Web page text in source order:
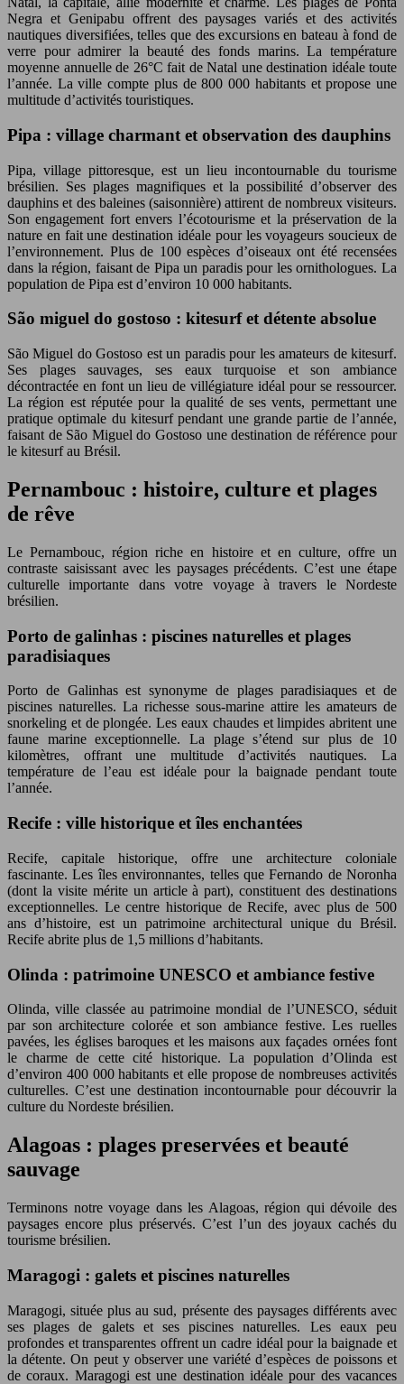
Negra et Genipabu offrent des paysages variés et des activités
nautiques diversifiées, telles que des excursions en bateau à fond de
verre pour admirer la beauté des fonds marins. La température
moyenne annuelle de 26°C fait de Natal une destination idéale toute
l’année. La ville compte plus de 800 000 habitants et propose une
multitude d’activités touristiques.
Pipa : village charmant et observation des dauphins
Pipa, village pittoresque, est un lieu incontournable du tourisme
brésilien. Ses plages magnifiques et la possibilité d’observer des
dauphins et des baleines (saisonnière) attirent de nombreux visiteurs.
Son engagement fort envers l’écotourisme et la préservation de la
nature en fait une destination idéale pour les voyageurs soucieux de
l’environnement. Plus de 100 espèces d’oiseaux ont été recensées
dans la région, faisant de Pipa un paradis pour les ornithologues. La
population de Pipa est d’environ 10 000 habitants.
São miguel do gostoso : kitesurf et détente absolue
São Miguel do Gostoso est un paradis pour les amateurs de kitesurf.
Ses plages sauvages, ses eaux turquoise et son ambiance
décontractée en font un lieu de villégiature idéal pour se ressourcer.
La région est réputée pour la qualité de ses vents, permettant une
pratique optimale du kitesurf pendant une grande partie de l’année,
faisant de São Miguel do Gostoso une destination de référence pour
le kitesurf au Brésil.
Pernambouc : histoire, culture et plages
de rêve
Le Pernambouc, région riche en histoire et en culture, offre un
contraste saisissant avec les paysages précédents. C’est une étape
culturelle importante dans votre voyage à travers le Nordeste
brésilien.
Porto de galinhas : piscines naturelles et plages
paradisiaques
Porto de Galinhas est synonyme de plages paradisiaques et de
piscines naturelles. La richesse sous-marine attire les amateurs de
snorkeling et de plongée. Les eaux chaudes et limpides abritent une
faune marine exceptionnelle. La plage s’étend sur plus de 10
kilomètres, offrant une multitude d’activités nautiques. La
température de l’eau est idéale pour la baignade pendant toute
l’année.
Recife : ville historique et îles enchantées
Recife, capitale historique, offre une architecture coloniale
fascinante. Les îles environnantes, telles que Fernando de Noronha
(dont la visite mérite un article à part), constituent des destinations
exceptionnelles. Le centre historique de Recife, avec plus de 500
ans d’histoire, est un patrimoine architectural unique du Brésil.
Recife abrite plus de 1,5 millions d’habitants.
Olinda : patrimoine UNESCO et ambiance festive
Olinda, ville classée au patrimoine mondial de l’UNESCO, séduit
par son architecture colorée et son ambiance festive. Les ruelles
pavées, les églises baroques et les maisons aux façades ornées font
le charme de cette cité historique. La population d’Olinda est
d’environ 400 000 habitants et elle propose de nombreuses activités
culturelles. C’est une destination incontournable pour découvrir la
culture du Nordeste brésilien.
Alagoas : plages preservées et beauté
sauvage
Terminons notre voyage dans les Alagoas, région qui dévoile des
paysages encore plus préservés. C’est l’un des joyaux cachés du
tourisme brésilien.
Maragogi : galets et piscines naturelles
Maragogi, située plus au sud, présente des paysages différents avec
ses plages de galets et ses piscines naturelles. Les eaux peu
profondes et transparentes offrent un cadre idéal pour la baignade et
la détente. On peut y observer une variété d’espèces de poissons et
de coraux. Maragogi est une destination idéale pour des vacances